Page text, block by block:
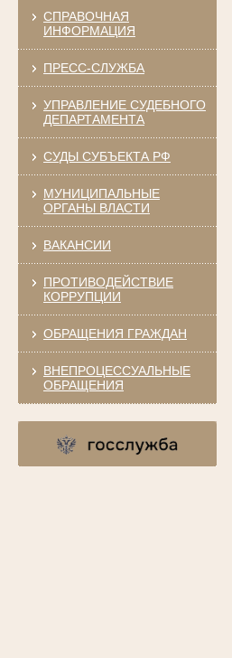
СПРАВОЧНАЯ
ИНФОРМАЦИЯ
ПРЕСС-СЛУЖБА
УПРАВЛЕНИЕ СУДЕБНОГО
ДЕПАРТАМЕНТА
СУДЫ СУБЪЕКТА РФ
МУНИЦИПАЛЬНЫЕ
ОРГАНЫ ВЛАСТИ
ВАКАНСИИ
ПРОТИВОДЕЙСТВИЕ
КОРРУПЦИИ
ОБРАЩЕНИЯ ГРАЖДАН
ВНЕПРОЦЕССУАЛЬНЫЕ
ОБРАЩЕНИЯ